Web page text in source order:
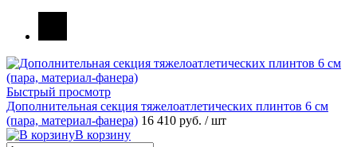
Быстрый просмотр
Дополнительная секция тяжелоатлетических плинтов 6 см
(пара, материал-фанера) 16 410 руб. / шт
В корзину